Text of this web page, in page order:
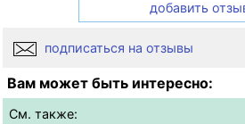
добавить
подписаться на отзывы
Вам может быть интересно:
См. также: